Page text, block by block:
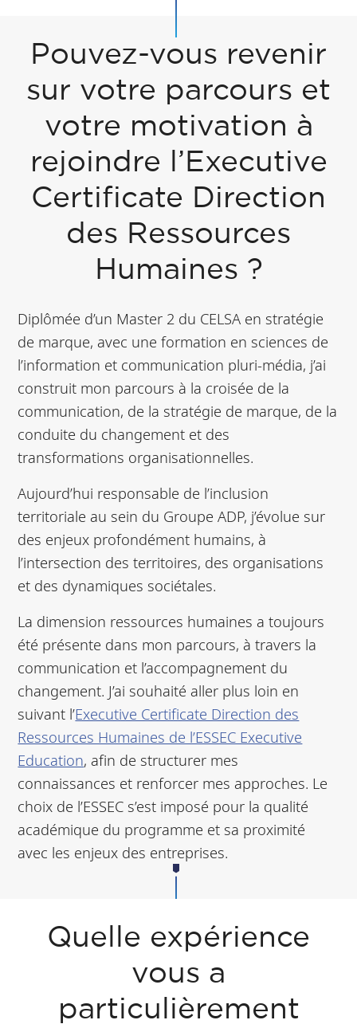
Pouvez-vous revenir
sur votre parcours et
votre motivation à
rejoindre l’Executive
Certificate Direction
des Ressources
Humaines ?
Diplômée d’un Master 2 du CELSA en stratégie
de marque, avec une formation en sciences de
l’information et communication pluri-média, j’ai
construit mon parcours à la croisée de la
communication, de la stratégie de marque, de la
conduite du changement et des
transformations organisationnelles.
Aujourd’hui responsable de l’inclusion
territoriale au sein du Groupe ADP, j’évolue sur
des enjeux profondément humains, à
l’intersection des territoires, des organisations
et des dynamiques sociétales.
La dimension ressources humaines a toujours
été présente dans mon parcours, à travers la
communication et l’accompagnement du
changement. J’ai souhaité aller plus loin en
suivant l’Executive Certificate Direction des
Ressources Humaines de l’ESSEC Executive
Education, afin de structurer mes
connaissances et renforcer mes approches. Le
choix de l’ESSEC s’est imposé pour la qualité
académique du programme et sa proximité
avec les enjeux des entreprises.
Quelle expérience
vous a
particulièrement